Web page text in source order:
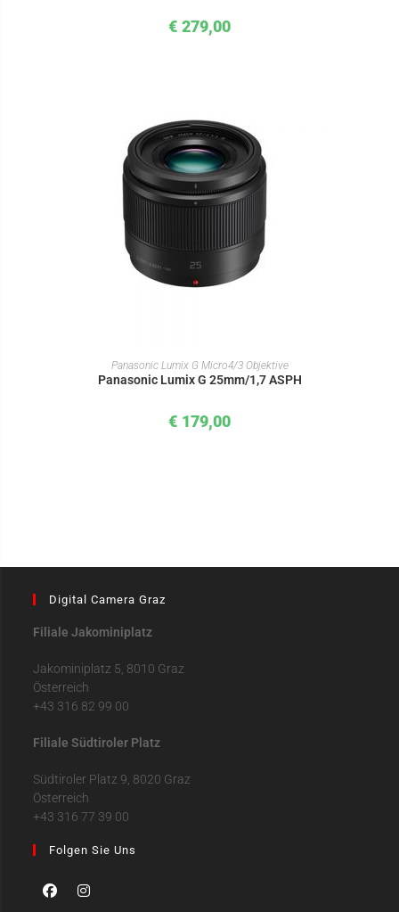
€ 279,00
IN DEN WARENKORB
Panasonic Lumix G Micro4/3 Objektive
Panasonic Lumix G 25mm/1,7 ASPH
€ 179,00
Digital Camera Graz
Filiale Jakominiplatz
Jakominiplatz 5, 8010 Graz
Österreich
+43 316 82 99 00
Filiale Südtiroler Platz
Südtiroler Platz 9, 8020 Graz
Österreich
+43 316 77 39 00
Folgen Sie Uns